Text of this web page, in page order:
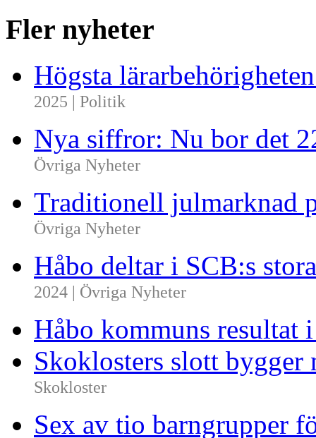
Fler nyheter
Högsta
2025 | Politik
Nya siffror: Nu bor det
Övriga Nyheter
Traditionell julmarknad
Övriga Nyheter
Håbo deltar i SCB:s
2024 | Övriga Nyheter
Håbo kommuns resultat
Skoklosters slott
Skokloster
Sex av tio barngrupper